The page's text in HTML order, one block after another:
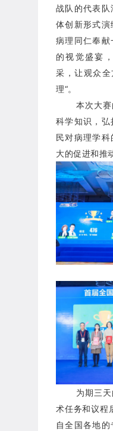
战队的代表队
体创新形式演
病理同仁奉
的视觉盛宴
采，让观众
理“。
本次大
科学知识，
民对病理学
大的促进和推
为期三
术任务和议程
自全国各地